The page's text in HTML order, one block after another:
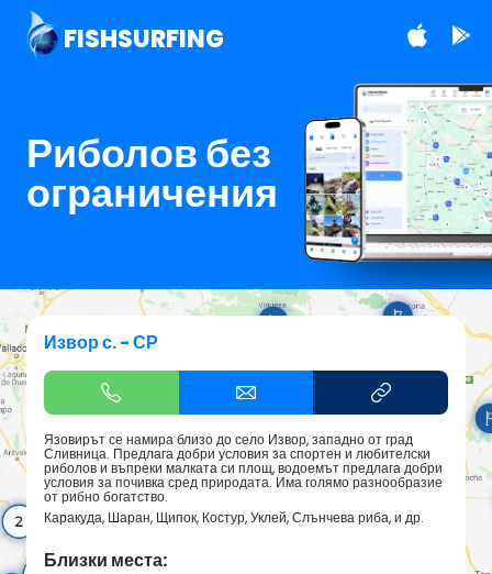
FISHSURFING
Риболов без
ограничения
Извор с. - СР
Язовирът се намира близо до село Извор, западно от град
Сливница. Предлага добри условия за спортен и любителски
риболов и въпреки малката си площ, водоемът предлага добри
условия за почивка сред природата. Има голямо разнообразие
от рибно богатство.
Каракуда, Шаран, Щипок, Костур, Уклей, Слънчева риба, и др.
Близки места: